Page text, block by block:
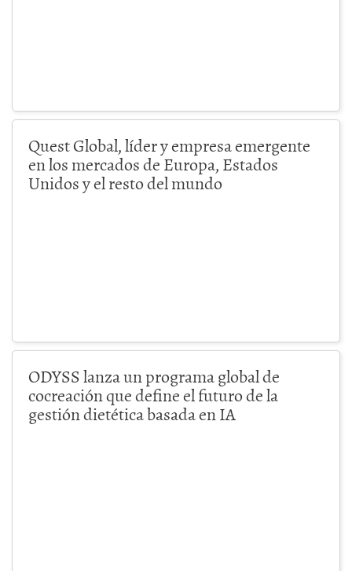
Quest Global, líder y empresa emergente
en los mercados de Europa, Estados
Unidos y el resto del mundo
ODYSS lanza un programa global de
cocreación que define el futuro de la
gestión dietética basada en IA